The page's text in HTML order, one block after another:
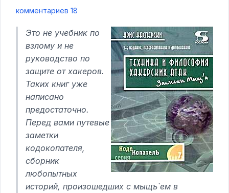
комментариев 18
Это не учебник по
взлому и не
руководство по
защите от хакеров.
Таких книг уже
написано
предостаточно.
Перед вами путевые
заметки
кодокопателя,
сборник
любопытных
историй, произошедших с мыщъ`ем в